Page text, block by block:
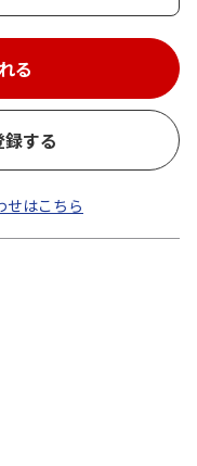
る
する
せはこちら